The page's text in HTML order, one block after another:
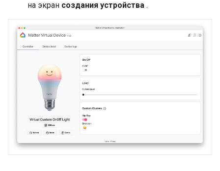
на экран создания устройства .